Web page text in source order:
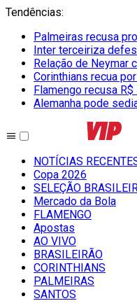
Tendências:
Palmeiras recusa
Inter terceiriza
Relação de Neymar
Corinthians recua
Flamengo recusa
Alemanha pode
NOTÍCIAS
Copa 2026
SELEÇÃO
Mercado da Bola
FLAMENGO
Apostas
AO VIVO
BRASILEIRÃO
CORINTHIANS
PALMEIRAS
SANTOS